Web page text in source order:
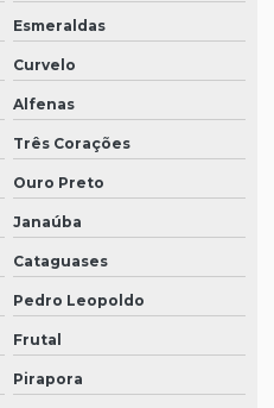
Esmeraldas
Curvelo
Alfenas
Três Corações
Ouro Preto
Janaúba
Cataguases
Pedro Leopoldo
Frutal
Pirapora